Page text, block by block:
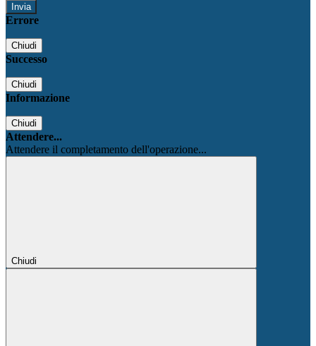
Errore
Chiudi
Successo
Chiudi
Informazione
Chiudi
Attendere...
Attendere il completamento dell'operazione...
Chiudi